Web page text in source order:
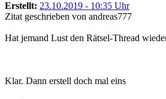
Erstellt: 23.10.2019 - 10:35 Uhr
Zitat geschrieben von andreas777
Hat jemand Lust den Rätsel-Thread
Klar. Dann erstell doch mal eins